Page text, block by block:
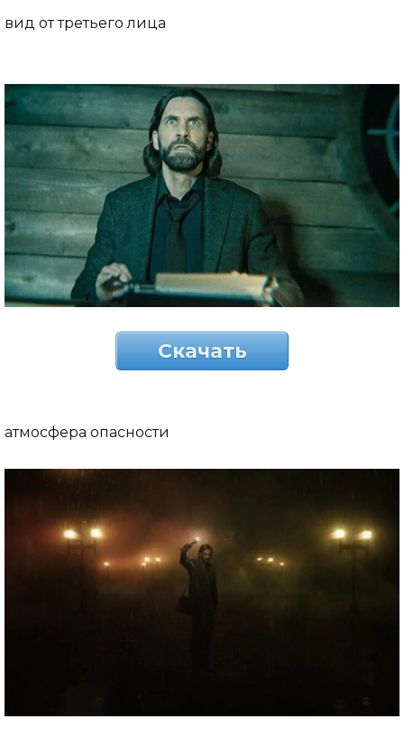
вид от третьего лица
Скачать
атмосфера опасности